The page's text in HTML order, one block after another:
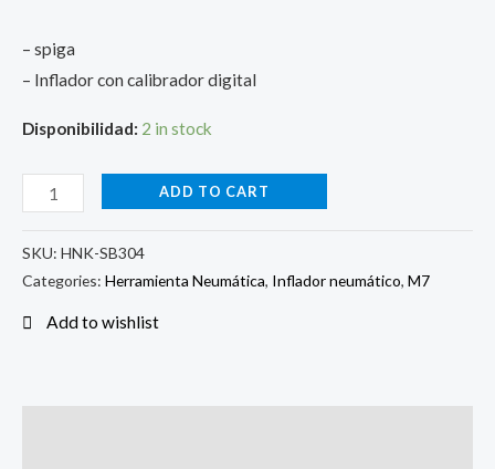
– spiga
– Inflador con calibrador digital
Disponibilidad: 2 in stock
ADD TO CART
SKU: HNK-SB304
Categories: Herramienta Neumática, Inflador neumático, M7
Add to wishlist